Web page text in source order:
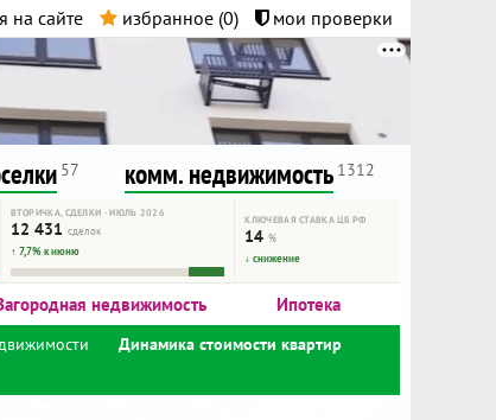
на сайте избранное (0) мои проверки
57 комм. недвижимость 1312
ВТОРИЧКА, СДЕЛКИ · ИЮЛЬ 2026
12 431 сделок
↑ 7,7% к июню
КЛЮЧЕВАЯ СТАВКА ЦБ РФ
14%
↓ снижение
недвижимость Ипотека
Динамика стоимости квартир